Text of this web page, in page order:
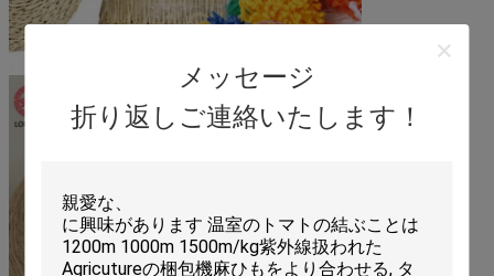
メッセージ
折り返しご連絡いたします！